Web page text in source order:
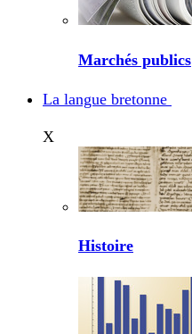
Marchés publics
La langue bretonne
X
Histoire